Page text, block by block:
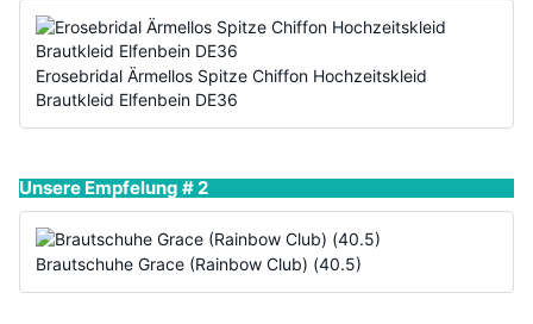
Erosebridal Ärmellos Spitze Chiffon Hochzeitskleid
Brautkleid Elfenbein DE36
Unsere Empfelung # 2
Brautschuhe Grace (Rainbow Club) (40.5)